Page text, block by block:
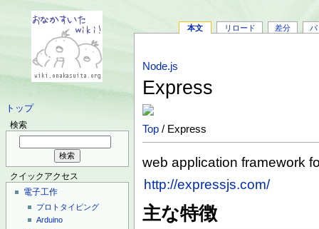
トップ
検索
クイックアクセス
電子工作
プロトタイピング
Arduino
本文 リロード 差分 バ
Node.js
Express
Top / Express
web application framework
http://expressjs.com/
主な特徴